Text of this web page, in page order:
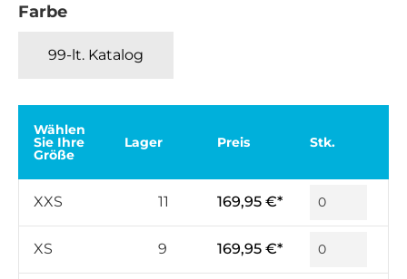
Farbe
99-lt. Katalog
Wählen
Sie Ihre
Größe
Lager Preis Stk.
XXS 11 169,95 €*
XS 9 169,95 €*